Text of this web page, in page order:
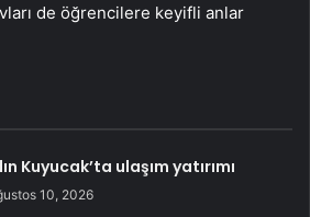
de öğrencilere keyifli anlar
Kuyucak’ta ulaşım yatırımı
10, 2026